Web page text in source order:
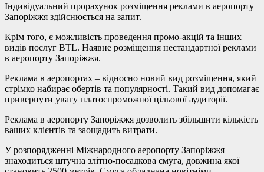
Індивідуальний прорахунок розміщення реклами в аеропорту
Запоріжжя здійснюється на запит.
Крім того, є можливість проведення промо-акцій та інших
видів послуг BTL. Наявне розміщення нестандартної реклами
в аеропорту Запоріжжя.
Реклама в аеропортах – відносно новий вид розміщення, який
стрімко набирає обертів та популярності. Такий вид допомагає
привернути увагу платоспроможної цільової аудиторії.
Реклама в аеропорту Запоріжжя дозволить збільшити кількість
ваших клієнтів та заощадить витрати.
У розпорядженні Міжнародного аеропорту Запоріжжя
знаходиться штучна злітно-посадкова смуга, довжина якої